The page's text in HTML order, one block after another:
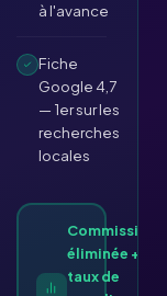
à l'avance
Fiche
Google 4,7
— 1er sur les
recherches
locales
Commission
éliminée +
taux de